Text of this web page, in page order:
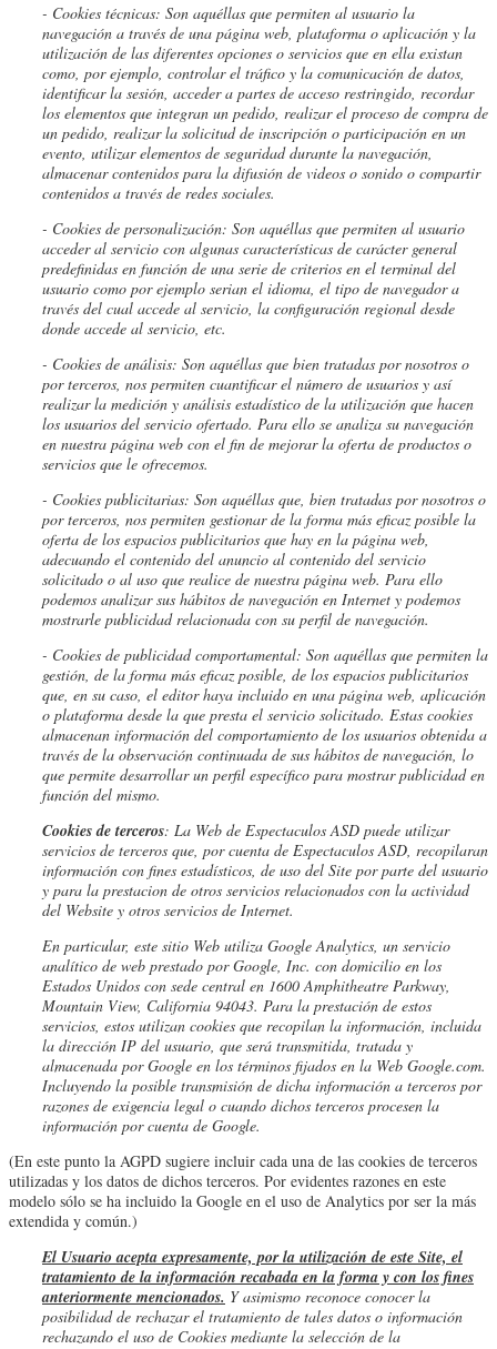
- Cookies técnicas: Son aquéllas que permiten al usuario la
navegación a través de una página web, plataforma o aplicación y la
utilización de las diferentes opciones o servicios que en ella existan
como, por ejemplo, controlar el tráfico y la comunicación de datos,
identificar la sesión, acceder a partes de acceso restringido, recordar
los elementos que integran un pedido, realizar el proceso de compra de
un pedido, realizar la solicitud de inscripción o participación en un
evento, utilizar elementos de seguridad durante la navegación,
almacenar contenidos para la difusión de videos o sonido o compartir
contenidos a través de redes sociales.
- Cookies de personalización: Son aquéllas que permiten al usuario
acceder al servicio con algunas características de carácter general
predefinidas en función de una serie de criterios en el terminal del
usuario como por ejemplo serian el idioma, el tipo de navegador a
través del cual accede al servicio, la configuración regional desde
donde accede al servicio, etc.
- Cookies de análisis: Son aquéllas que bien tratadas por nosotros o
por terceros, nos permiten cuantificar el número de usuarios y así
realizar la medición y análisis estadístico de la utilización que hacen
los usuarios del servicio ofertado. Para ello se analiza su navegación
en nuestra página web con el fin de mejorar la oferta de productos o
servicios que le ofrecemos.
- Cookies publicitarias: Son aquéllas que, bien tratadas por nosotros o
por terceros, nos permiten gestionar de la forma más eficaz posible la
oferta de los espacios publicitarios que hay en la página web,
adecuando el contenido del anuncio al contenido del servicio
solicitado o al uso que realice de nuestra página web. Para ello
podemos analizar sus hábitos de navegación en Internet y podemos
mostrarle publicidad relacionada con su perfil de navegación.
- Cookies de publicidad comportamental: Son aquéllas que permiten la
gestión, de la forma más eficaz posible, de los espacios publicitarios
que, en su caso, el editor haya incluido en una página web, aplicación
o plataforma desde la que presta el servicio solicitado. Estas cookies
almacenan información del comportamiento de los usuarios obtenida a
través de la observación continuada de sus hábitos de navegación, lo
que permite desarrollar un perfil específico para mostrar publicidad en
función del mismo.
Cookies de terceros: La Web de Espectaculos ASD puede utilizar
servicios de terceros que, por cuenta de Espectaculos ASD , recopilaran
información con fines estadísticos, de uso del Site por parte del usuario
y para la prestacion de otros servicios relacionados con la actividad
del Website y otros servicios de Internet.
En particular, este sitio Web utiliza Google Analytics, un servicio
analítico de web prestado por Google, Inc. con domicilio en los
Estados Unidos con sede central en 1600 Amphitheatre Parkway,
Mountain View, California 94043. Para la prestación de estos
servicios, estos utilizan cookies que recopilan la información, incluida
la dirección IP del usuario, que será transmitida, tratada y
almacenada por Google en los términos fijados en la Web Google.com.
Incluyendo la posible transmisión de dicha información a terceros por
razones de exigencia legal o cuando dichos terceros procesen la
información por cuenta de Google.
(En este punto la AGPD sugiere incluir cada una de las cookies de terceros
utilizadas y los datos de dichos terceros. Por evidentes razones en este
modelo sólo se ha incluido la Google en el uso de Analytics por ser la más
extendida y común.)
El Usuario acepta expresamente, por la utilización de este Site, el
tratamiento de la información recabada en la forma y con los fines
anteriormente mencionados. Y asimismo reconoce conocer la
posibilidad de rechazar el tratamiento de tales datos o información
rechazando el uso de Cookies mediante la selección de la